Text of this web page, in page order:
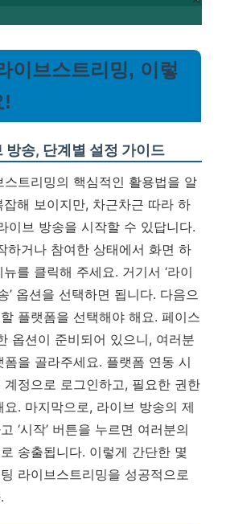
이브스트리밍, 이렇
!
방송, 단계별 설정 가이드
트리밍의 핵심적인 활용법을 알
해 보이지만, 차근차근 따라 하
이브 방송을 시작할 수 있답니다.
하거나 참여한 상태에서 화면 하
를 클릭해 주세요. 거기서 ‘라이
’ 옵션을 선택하면 됩니다. 다음으
플랫폼을 선택해야 해요. 페이스
옵션이 준비되어 있으니, 여러분
을 골라주세요. 플랫폼 연동 시
정으로 로그인하고, 필요한 권한
요. 마지막으로, 라이브 방송의 제
‘시작’ 버튼을 누르면 여러분의
송출됩니다. 이렇게 간단한 몇
라이브스트리밍을 성공적으로